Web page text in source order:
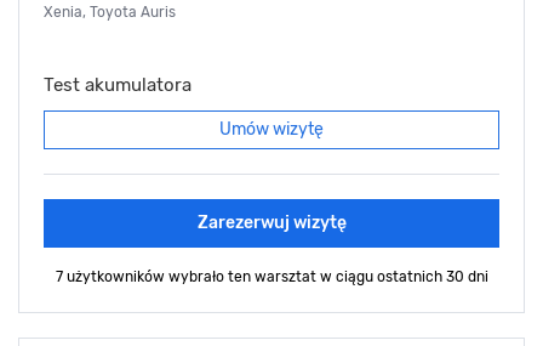
Xenia, Toyota Auris
Test akumulatora
Umów wizytę
Zarezerwuj wizytę
7 użytkowników wybrało ten warsztat w ciągu ostatnich 30 dni